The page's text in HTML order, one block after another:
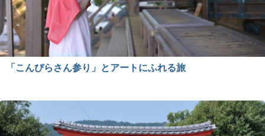
「こんぴらさん参り」とアートにふれる旅